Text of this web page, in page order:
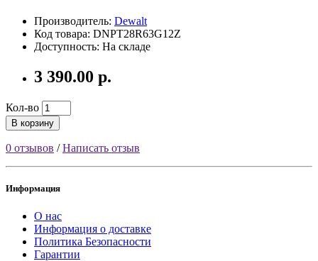
Производитель: Dewalt
Код товара: DNPT28R63G12Z
Доступность: На складе
3 390.00 р.
Кол-во
В корзину
0 отзывов /Написать отзыв
Информация
О нас
Информация о доставке
Политика Безопасности
Гарантии